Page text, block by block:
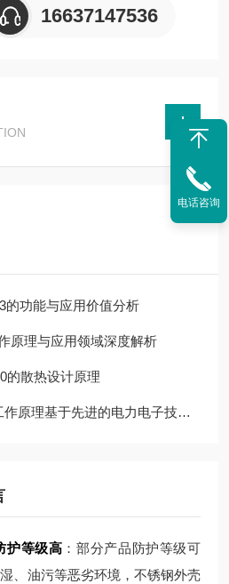
16637147536
的功能与应用价值分析
原理与应用领域深度解析
的散热设计原理
基于先进的电力电子技术和控制策略
护等级高 ：部分产品防护等级可
、油污等恶劣环境，不锈钢外壳
电话咨询